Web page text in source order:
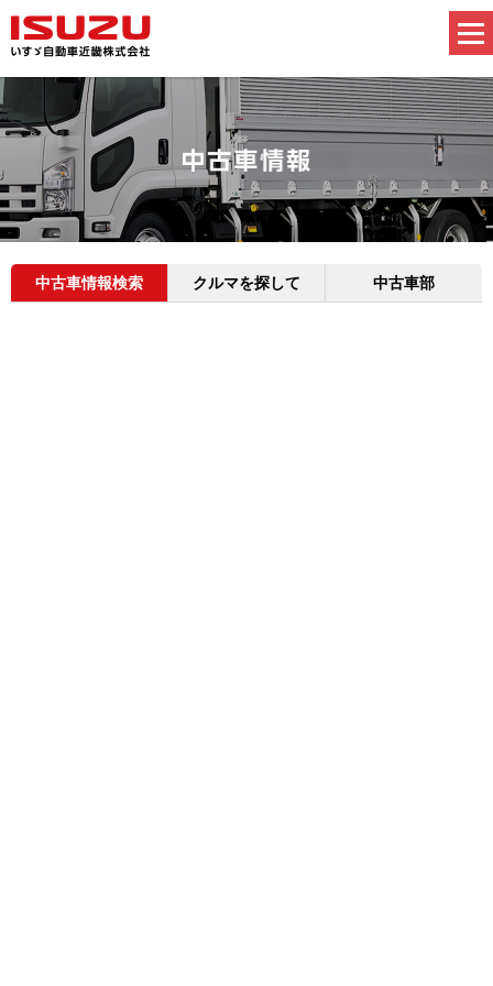
中古車情報検索 クルマを探して 中古車部